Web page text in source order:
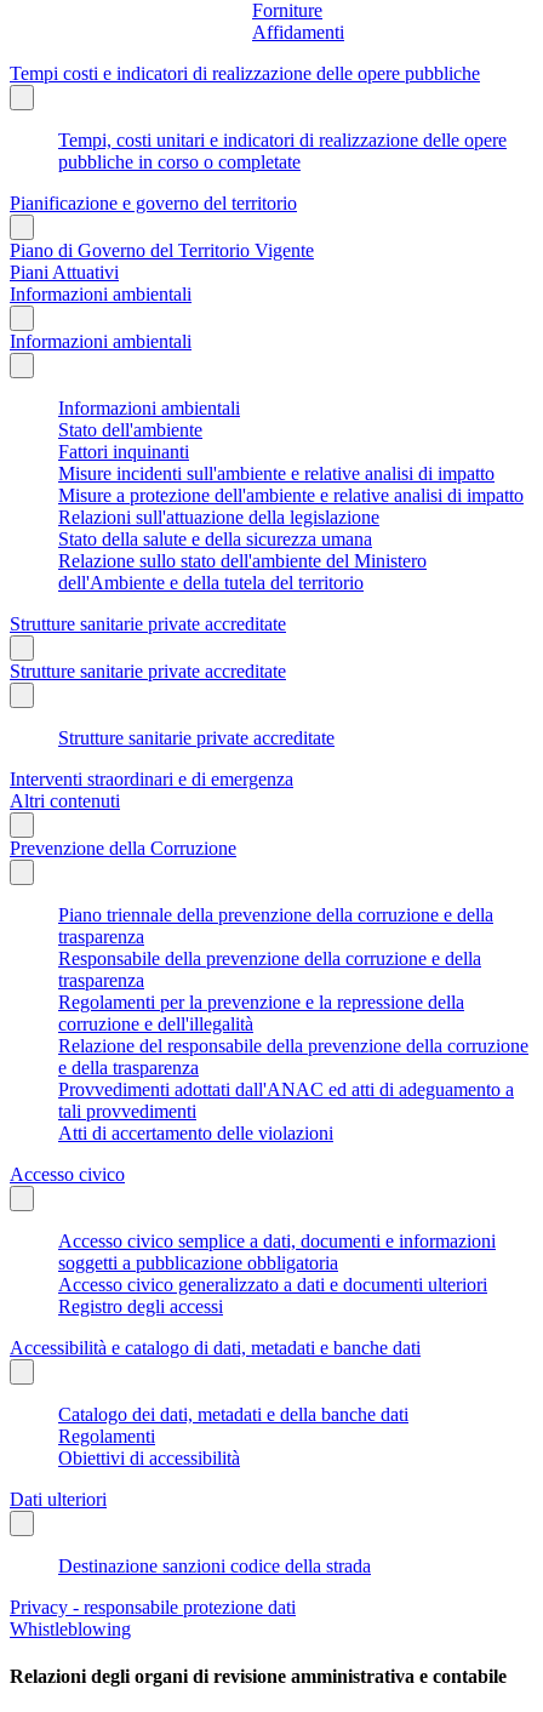
Forniture
Affidamenti
Tempi costi e indicatori di realizzazione delle opere pubbliche
Tempi, costi unitari e indicatori di realizzazione delle opere
pubbliche in corso o completate
Pianificazione e governo del territorio
Piano di Governo del Territorio Vigente
Piani Attuativi
Informazioni ambientali
Informazioni ambientali
Informazioni ambientali
Stato dell'ambiente
Fattori inquinanti
Misure incidenti sull'ambiente e relative analisi di impatto
Misure a protezione dell'ambiente e relative analisi di impatto
Relazioni sull'attuazione della legislazione
Stato della salute e della sicurezza umana
Relazione sullo stato dell'ambiente del Ministero
dell'Ambiente e della tutela del territorio
Strutture sanitarie private accreditate
Strutture sanitarie private accreditate
Strutture sanitarie private accreditate
Interventi straordinari e di emergenza
Altri contenuti
Prevenzione della Corruzione
Piano triennale della prevenzione della corruzione e della
trasparenza
Responsabile della prevenzione della corruzione e della
trasparenza
Regolamenti per la prevenzione e la repressione della
corruzione e dell'illegalità
Relazione del responsabile della prevenzione della corruzione
e della trasparenza
Provvedimenti adottati dall'ANAC ed atti di adeguamento a
tali provvedimenti
Atti di accertamento delle violazioni
Accesso civico
Accesso civico semplice a dati, documenti e informazioni
soggetti a pubblicazione obbligatoria
Accesso civico generalizzato a dati e documenti ulteriori
Registro degli accessi
Accessibilità e catalogo di dati, metadati e banche dati
Catalogo dei dati, metadati e della banche dati
Regolamenti
Obiettivi di accessibilità
Dati ulteriori
Destinazione sanzioni codice della strada
Privacy - responsabile protezione dati
Whistleblowing
Relazioni degli organi di revisione amministrativa e contabile